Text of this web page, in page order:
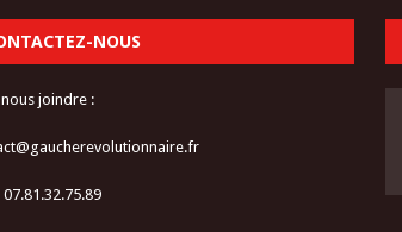
NOUS
joindre :
07.81.32.75.89